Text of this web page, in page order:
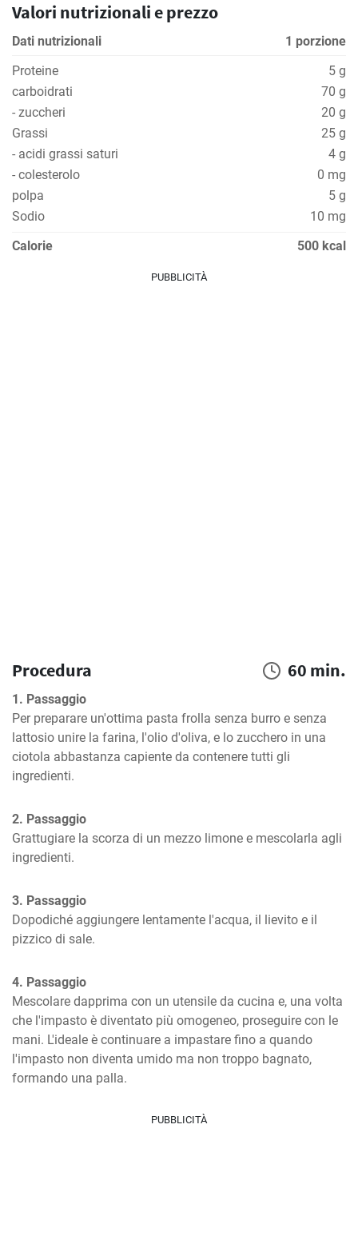
Valori nutrizionali e prezzo
Dati nutrizionali
1 porzione
Proteine
5 g
carboidrati
70 g
- zuccheri
20 g
Grassi
25 g
- acidi grassi saturi
4 g
- colesterolo
0 mg
polpa
5 g
Sodio
10 mg
Calorie
500 kcal
PUBBLICITÀ
Procedura 60 min.
1. Passaggio
Per preparare un'ottima pasta frolla senza burro e senza
lattosio unire la farina, l'olio d'oliva, e lo zucchero in una
ciotola abbastanza capiente da contenere tutti gli
ingredienti.
2. Passaggio
Grattugiare la scorza di un mezzo limone e mescolarla agli
ingredienti.
3. Passaggio
Dopodiché aggiungere lentamente l'acqua, il lievito e il
pizzico di sale.
4. Passaggio
Mescolare dapprima con un utensile da cucina e, una volta
che l'impasto è diventato più omogeneo, proseguire con le
mani. L'ideale è continuare a impastare fino a quando
l'impasto non diventa umido ma non troppo bagnato,
formando una palla.
PUBBLICITÀ